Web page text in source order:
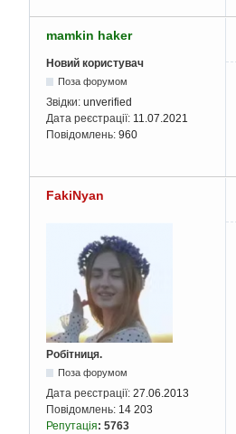
mamkin haker
Новий користувач
Поза форумом
Звідки: unverified
Дата реєстрації: 11.07.2021
Повідомлень: 960
FakiNyan
Робітниця.
Поза форумом
Дата реєстрації: 27.06.2013
Повідомлень: 14 203
Репутація: 5763